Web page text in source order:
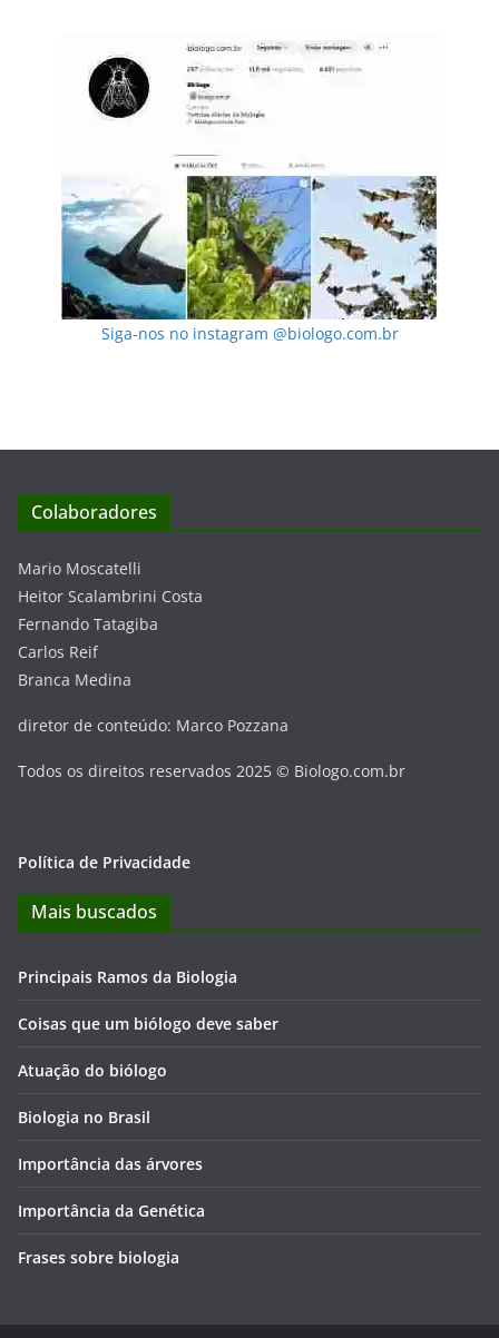
Siga-nos no instagram @biologo.com.br
Colaboradores
Mario Moscatelli
Heitor Scalambrini Costa
Fernando Tatagiba
Carlos Reif
Branca Medina
diretor de conteúdo: Marco Pozzana
Todos os direitos reservados 2025 © Biologo.com.br
Política de Privacidade
Mais buscados
Principais Ramos da Biologia
Coisas que um biólogo deve saber
Atuação do biólogo
Biologia no Brasil
Importância das árvores
Importância da Genética
Frases sobre biologia